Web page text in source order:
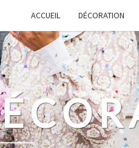
ACCUEIL DÉCORATION